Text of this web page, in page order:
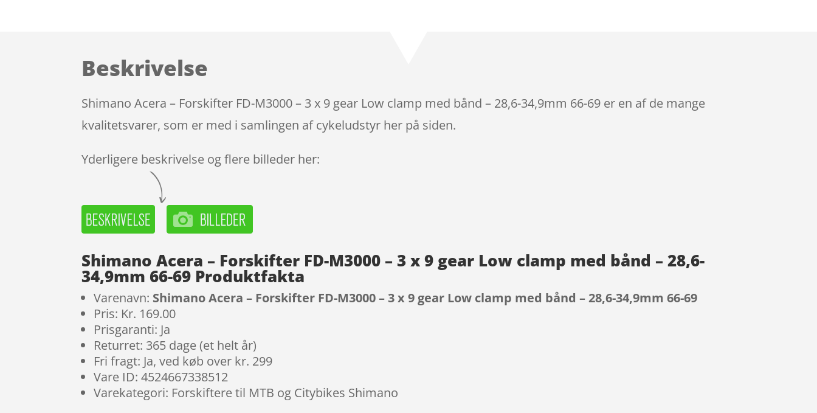
Beskrivelse
Shimano Acera – Forskifter FD-M3000 – 3 x 9 gear Low clamp med bånd – 28,6-34,9mm 66-69 er en af de mange
kvalitetsvarer, som er med i samlingen af cykeludstyr her på siden.
Yderligere beskrivelse og flere billeder her:
Shimano Acera – Forskifter FD-M3000 – 3 x 9 gear Low clamp med bånd – 28,6-
34,9mm 66-69 Produktfakta
Varenavn: Shimano Acera – Forskifter FD-M3000 – 3 x 9 gear Low clamp med bånd – 28,6-34,9mm 66-69
Pris: Kr. 169.00
Prisgaranti: Ja
Returret: 365 dage (et helt år)
Fri fragt: Ja, ved køb over kr. 299
Vare ID: 4524667338512
Varekategori: Forskiftere til MTB og Citybikes Shimano